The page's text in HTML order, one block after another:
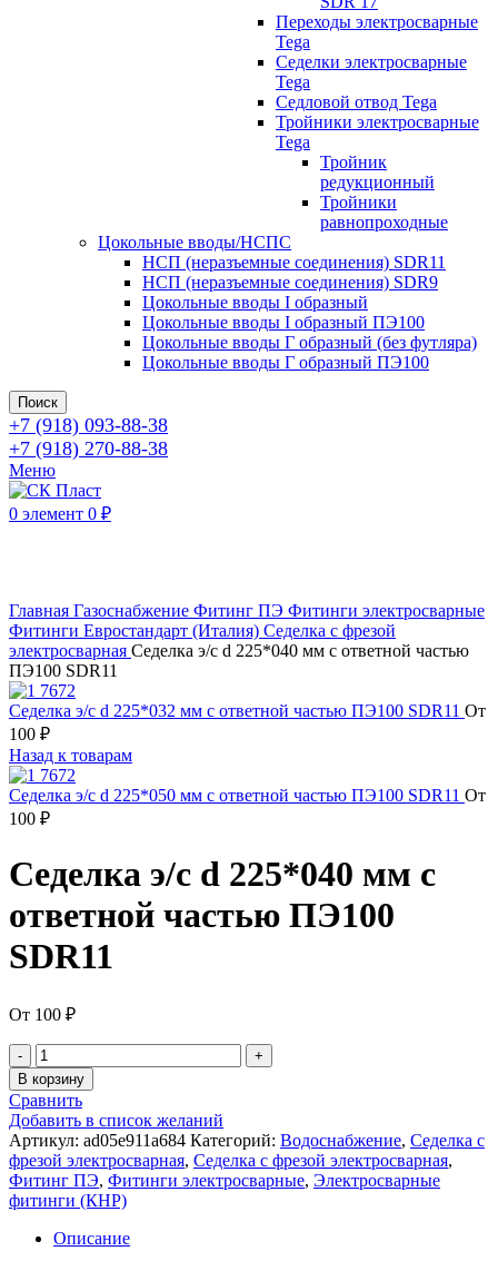
Переходы электросварные
Tega
Седелки электросварные
Tega
Седловой отвод Tega
Тройники электросварные
Tega
Тройник
редукционный
Тройники
равнопроходные
Цокольные вводы/НСПС
НСП (неразъемные соединения) SDR11
НСП (неразъемные соединения) SDR9
Цокольные вводы I образный
Цокольные вводы I образный ПЭ100
Цокольные вводы Г образный (без футляра)
Цокольные вводы Г образный ПЭ100
Поиск
+7 (918) 093-88-38
+7 (918) 270-88-38
Меню
0 элемент 0 ₽
Главная Газоснабжение Фитинг ПЭ Фитинги электросварные
Фитинги Евростандарт (Италия) Седелка с фрезой
электросварная Седелка э/с d 225*040 мм с ответной частью
ПЭ100 SDR11
Седелка э/с d 225*032 мм с ответной частью ПЭ100 SDR11 От
100 ₽
Назад к товарам
Седелка э/с d 225*050 мм с ответной частью ПЭ100 SDR11 От
100 ₽
Седелка э/с d 225*040 мм с
ответной частью ПЭ100
SDR11
От 100 ₽
Количество
товара
Седелка
э/
с
d
225*040
мм
с
ответной
частью
В корзину
Сравнить
Добавить в список желаний
Артикул: ad05e911a684 Категорий: Водоснабжение, Седелка с
фрезой электросварная, Седелка с фрезой электросварная,
Фитинг ПЭ, Фитинги электросварные, Электросварные
фитинги (КНР)
Описание